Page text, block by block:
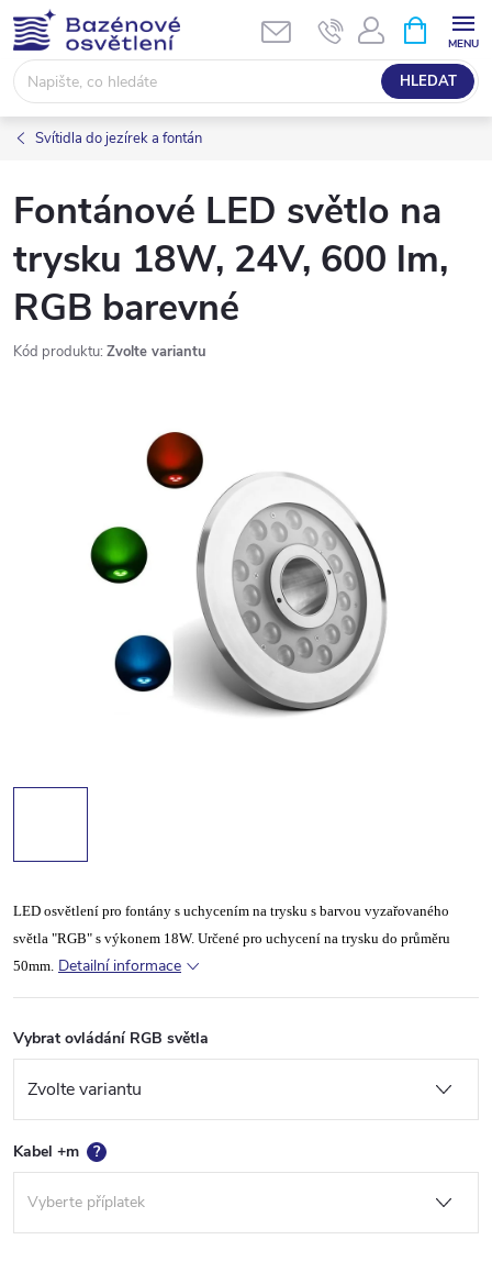
Přejít
na
obsah
HLEDAT
NÁKUPNÍ
KOŠÍK
Svítidla do jezírek a fontán
Fontánové LED světlo na
trysku 18W, 24V, 600 lm,
RGB barevné
Kód produktu: Zvolte variantu
LED osvětlení pro fontány s uchycením na trysku s barvou vyzařovaného
světla "RGB" s výkonem 18W. Určené pro uchycení na trysku do průměru
50mm. Detailní informace
Vybrat ovládání RGB světla
Kabel +m ?